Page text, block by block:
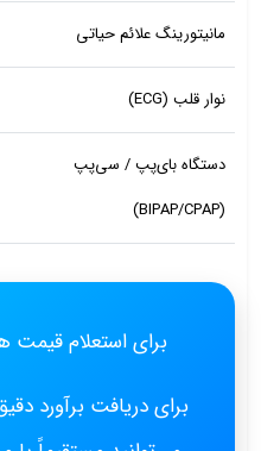
مانیتورینگ علائم حیاتی
نوار قلب (ECG)
دستگاه بای‌پپ / سی‌پپ
(BIPAP/CPAP)
برای استعلام قیمت
برای دریافت برآورد